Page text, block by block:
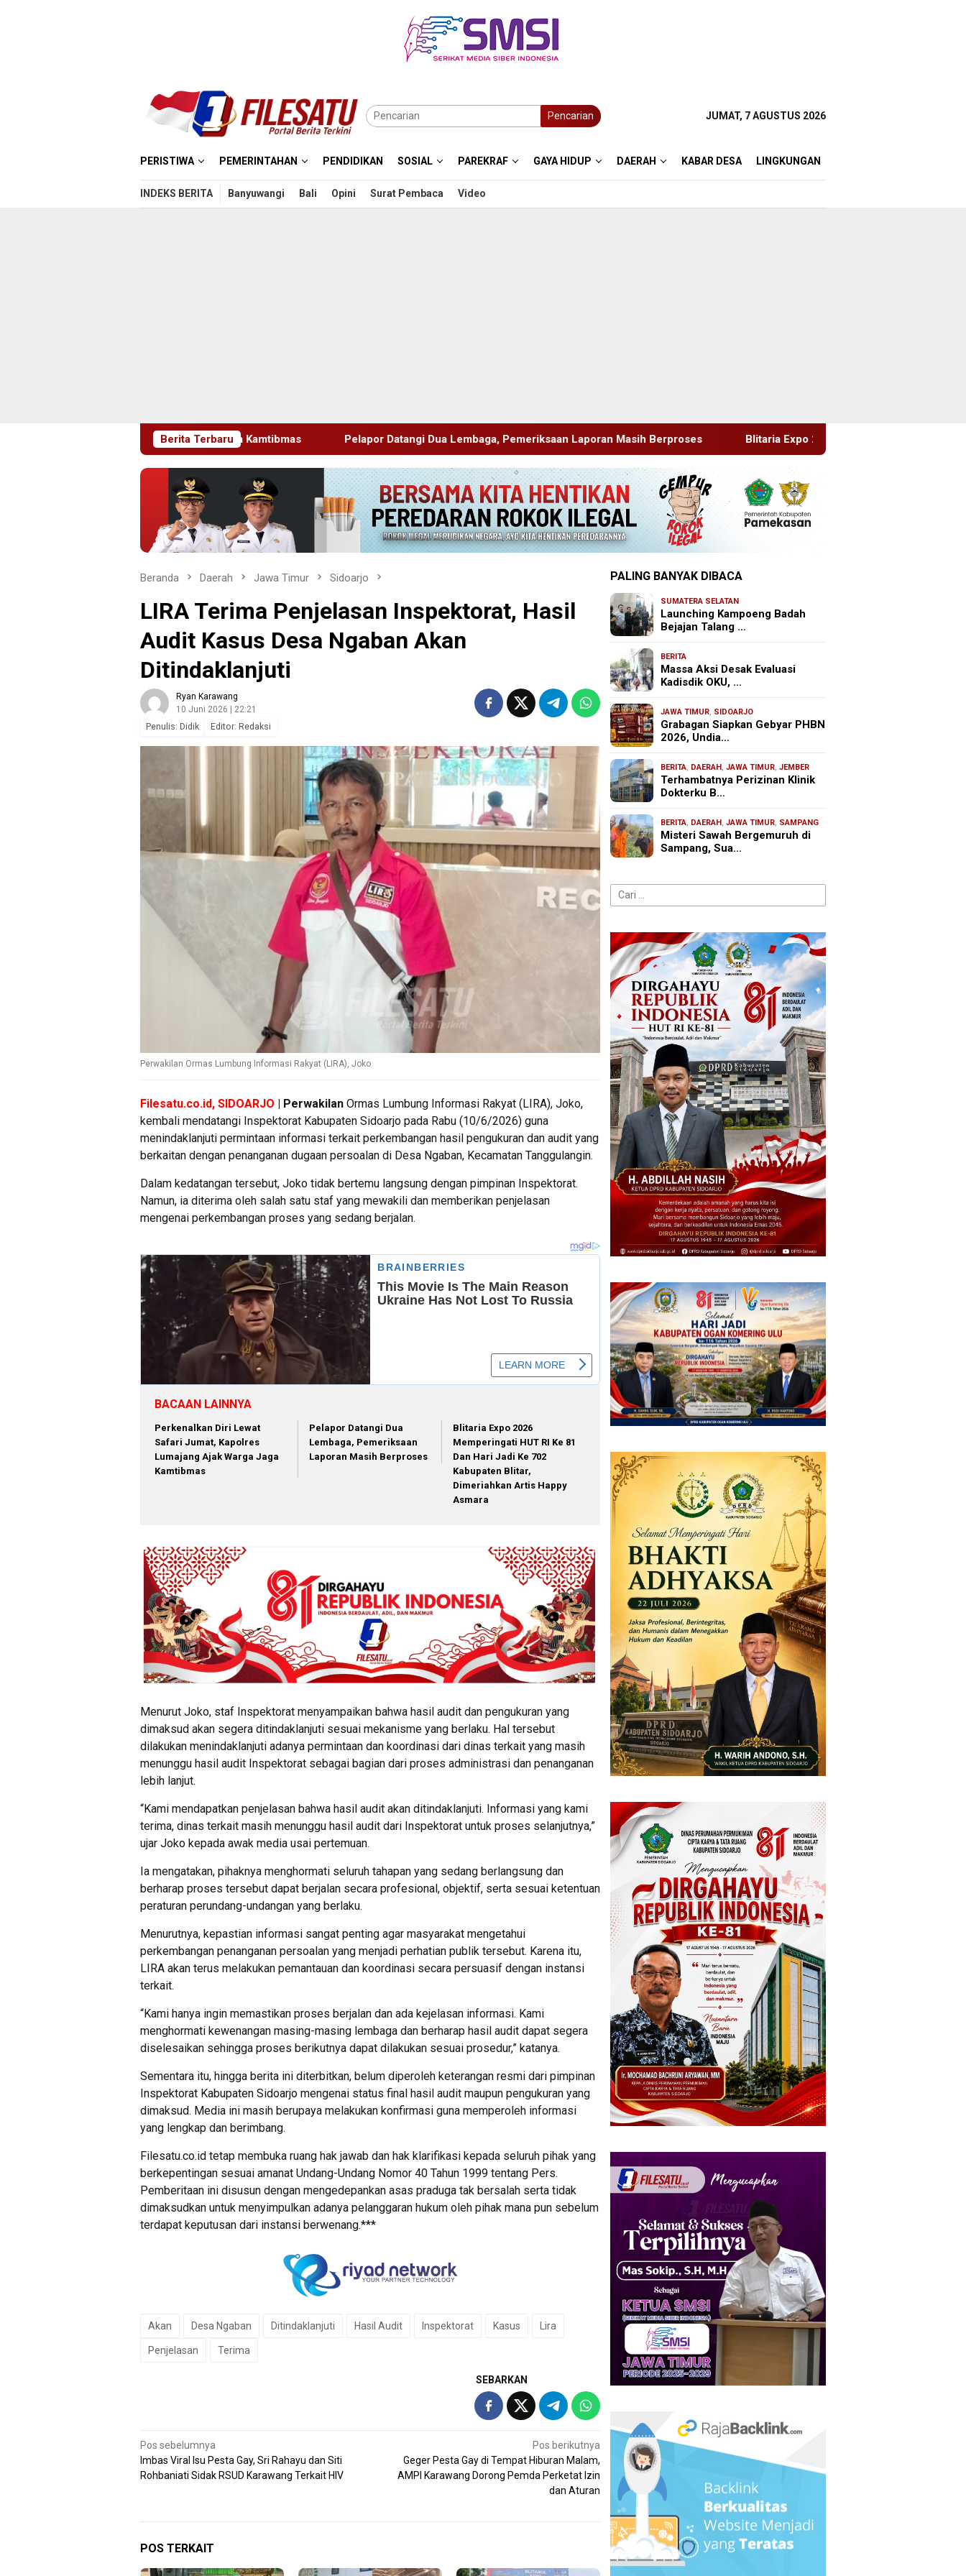
Pencarian JUMAT, 7 AGUSTUS 2026
PERISTIWA PEMERINTAHAN PENDIDIKAN SOSIAL PAREKRAF GAYA HIDUP DAERAH KABAR DESA LINGKUNGAN
INDEKS BERITA Banyuwangi Bali Opini Surat Pembaca Video
Berita Terbaru
Ajak Warga Jaga Kamtibmas Pelapor Datangi Dua Lembaga, Pemeriksaan Laporan Masih Berproses Blitaria Expo 2026 Memperingati HUT RI Ke 81 Dan Hari Jadi Ke 702
Beranda Daerah Jawa Timur Sidoarjo
LIRA Terima Penjelasan Inspektorat, Hasil
Audit Kasus Desa Ngaban Akan
Ditindaklanjuti
Ryan Karawang
10 Juni 2026 | 22:21
Penulis: Didik Editor: Redaksi
Perwakilan Ormas Lumbung Informasi Rakyat (LIRA), Joko
Filesatu.co.id, SIDOARJO | Perwakilan Ormas Lumbung Informasi Rakyat (LIRA), Joko,
kembali mendatangi Inspektorat Kabupaten Sidoarjo pada Rabu (10/6/2026) guna
menindaklanjuti permintaan informasi terkait perkembangan hasil pengukuran dan audit yang
berkaitan dengan penanganan dugaan persoalan di Desa Ngaban, Kecamatan Tanggulangin.
Dalam kedatangan tersebut, Joko tidak bertemu langsung dengan pimpinan Inspektorat.
Namun, ia diterima oleh salah satu staf yang mewakili dan memberikan penjelasan
mengenai perkembangan proses yang sedang berjalan.
BACAAN LAINNYA
Perkenalkan Diri Lewat
Safari Jumat, Kapolres
Lumajang Ajak Warga Jaga
Kamtibmas
Pelapor Datangi Dua
Lembaga, Pemeriksaan
Laporan Masih Berproses
Blitaria Expo 2026
Memperingati HUT RI Ke 81
Dan Hari Jadi Ke 702
Kabupaten Blitar,
Dimeriahkan Artis Happy
Asmara
Menurut Joko, staf Inspektorat menyampaikan bahwa hasil audit dan pengukuran yang
dimaksud akan segera ditindaklanjuti sesuai mekanisme yang berlaku. Hal tersebut
dilakukan menindaklanjuti adanya permintaan dan koordinasi dari dinas terkait yang masih
menunggu hasil audit Inspektorat sebagai bagian dari proses administrasi dan penanganan
lebih lanjut.
“Kami mendapatkan penjelasan bahwa hasil audit akan ditindaklanjuti. Informasi yang kami
terima, dinas terkait masih menunggu hasil audit dari Inspektorat untuk proses selanjutnya,”
ujar Joko kepada awak media usai pertemuan.
Ia mengatakan, pihaknya menghormati seluruh tahapan yang sedang berlangsung dan
berharap proses tersebut dapat berjalan secara profesional, objektif, serta sesuai ketentuan
peraturan perundang-undangan yang berlaku.
Menurutnya, kepastian informasi sangat penting agar masyarakat mengetahui
perkembangan penanganan persoalan yang menjadi perhatian publik tersebut. Karena itu,
LIRA akan terus melakukan pemantauan dan koordinasi secara persuasif dengan instansi
terkait.
“Kami hanya ingin memastikan proses berjalan dan ada kejelasan informasi. Kami
menghormati kewenangan masing-masing lembaga dan berharap hasil audit dapat segera
diselesaikan sehingga proses berikutnya dapat dilakukan sesuai prosedur,” katanya.
Sementara itu, hingga berita ini diterbitkan, belum diperoleh keterangan resmi dari pimpinan
Inspektorat Kabupaten Sidoarjo mengenai status final hasil audit maupun pengukuran yang
dimaksud. Media ini masih berupaya melakukan konfirmasi guna memperoleh informasi
yang lengkap dan berimbang.
Filesatu.co.id tetap membuka ruang hak jawab dan hak klarifikasi kepada seluruh pihak yang
berkepentingan sesuai amanat Undang-Undang Nomor 40 Tahun 1999 tentang Pers.
Pemberitaan ini disusun dengan mengedepankan asas praduga tak bersalah serta tidak
dimaksudkan untuk menyimpulkan adanya pelanggaran hukum oleh pihak mana pun sebelum
terdapat keputusan dari instansi berwenang.***
Akan Desa Ngaban Ditindaklanjuti Hasil Audit Inspektorat Kasus Lira
Penjelasan Terima
SEBARKAN
Navigasi
pos
Pos sebelumnya
Imbas Viral Isu Pesta Gay, Sri Rahayu dan Siti
Rohbaniati Sidak RSUD Karawang Terkait HIV
Pos berikutnya
Geger Pesta Gay di Tempat Hiburan Malam,
AMPI Karawang Dorong Pemda Perketat Izin
dan Aturan
POS TERKAIT
PALING BANYAK DIBACA
SUMATERA SELATAN
Launching Kampoeng Badah
Bejajan Talang …
BERITA
Massa Aksi Desak Evaluasi
Kadisdik OKU, …
JAWA TIMUR, SIDOARJO
Grabagan Siapkan Gebyar PHBN
2026, Undia…
BERITA, DAERAH ,JAWA TIMUR,JEMBER
Terhambatnya Perizinan Klinik
Dokterku B…
BERITA, DAERAH ,JAWA TIMUR, SAMPANG
Misteri Sawah Bergemuruh di
Sampang, Sua…
Cari
untuk: